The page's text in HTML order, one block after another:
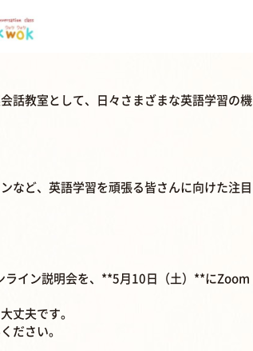
話教室として、日々さまざまな英語学習の機
など、英語学習を頑張る皆さんに向けた注目
ライン説明会を、**5月10日（土）**にZoom
丈夫です。
ださい。